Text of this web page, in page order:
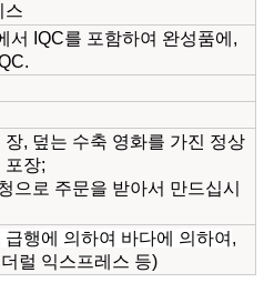
스
서 IQC를 포함하여 완성품에,
장, 덮는 수축 영화를 가진 정상
포장;
으로 주문을 받아서 만드십시
행에 의하여 바다에 의하여 ,
럴 익스프레스 등)